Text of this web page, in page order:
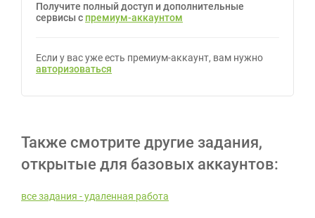
Получите полный доступ и дополнительные
сервисы с премиум-аккаунтом
Если у вас уже есть премиум-аккаунт, вам нужно
авторизоваться
Также смотрите другие задания,
открытые для базовых аккаунтов:
все задания - удаленная работа